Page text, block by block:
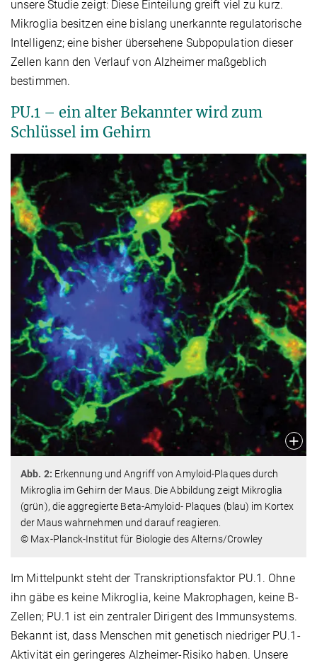
unsere Studie zeigt: Diese Einteilung greift viel zu kurz.
Mikroglia besitzen eine bislang unerkannte regulatorische
Intelligenz; eine bisher übersehene Subpopulation dieser
Zellen kann den Verlauf von Alzheimer maßgeblich
bestimmen.
PU.1 – ein alter Bekannter wird zum
Schlüssel im Gehirn
Abb. 2: Erkennung und Angriff von Amyloid-Plaques durch
Mikroglia im Gehirn der Maus. Die Abbildung zeigt Mikroglia
(grün), die aggregierte Beta-Amyloid- Plaques (blau) im Kortex
der Maus wahrnehmen und darauf reagieren.
© Max-Planck-Institut für Biologie des Alterns/Crowley
Im Mittelpunkt steht der Transkriptionsfaktor PU.1. Ohne
ihn gäbe es keine Mikroglia, keine Makrophagen, keine B-
Zellen; PU.1 ist ein zentraler Dirigent des Immunsystems.
Bekannt ist, dass Menschen mit genetisch niedriger PU.1-
Aktivität ein geringeres Alzheimer-Risiko haben. Unsere